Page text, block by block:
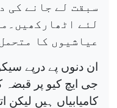
سبقت لے جانے کی
لئے
عیاشیوں کا
ان دنوں پے درپے
جی ایچ کیو پر قبضہ
کامیابیاں ہیں لیکن